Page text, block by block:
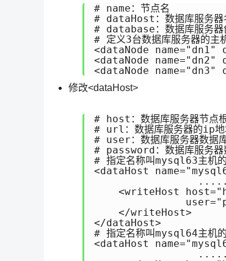
# name：节点名
# dataHost：数据库服务器
# database：数据库服务器
# 定义3台数据库服务器的主
<dataNode
<dataNode
<dataNode
修改<dataHost>
# host：数据库服务器节点
# url：数据库服务器的ip地
# user：数据库服务器数据
# password：数据库服务器
# 指定名称叫mysql63主机
<dataHost
<writeHost
    </writeHost>
</dataHost>
# 指定名称叫mysql64主
<dataHost